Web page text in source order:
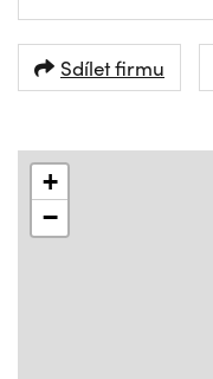
Sdílet firmu
+
−